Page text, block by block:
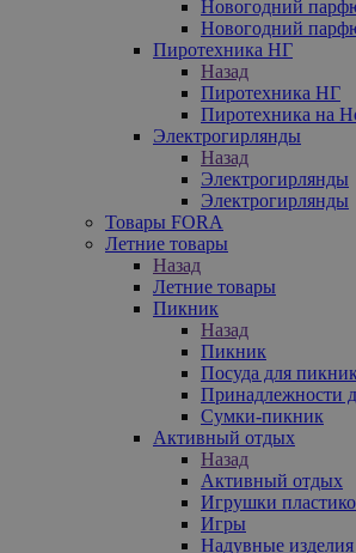
Новогодний
Новогодний
Пиротехника НГ
Назад
Пиротехника НГ
Пиротехника на
Электрогирлянды
Назад
Электрогирлянды
Электрогирлянды
Товары FORA
Летние товары
Назад
Летние товары
Пикник
Назад
Пикник
Посуда для
Принадлежности
Сумки-пикник
Активный отдых
Назад
Активный отдых
Игрушки
Игры
Надувные изделия